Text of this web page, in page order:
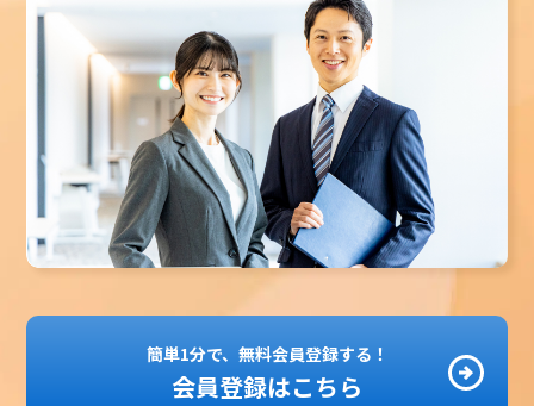
簡単1分で、無料会員登録する！
会員登録はこちら